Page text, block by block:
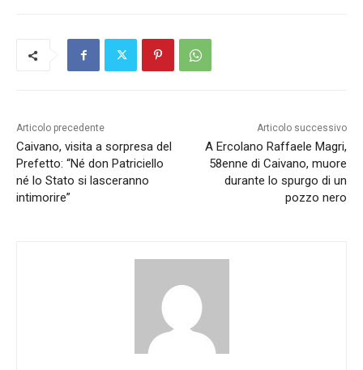
Articolo precedente
Caivano, visita a sorpresa del
Prefetto: “Né don Patriciello
né lo Stato si lasceranno
intimorire”
Articolo successivo
A Ercolano Raffaele Magri,
58enne di Caivano, muore
durante lo spurgo di un
pozzo nero